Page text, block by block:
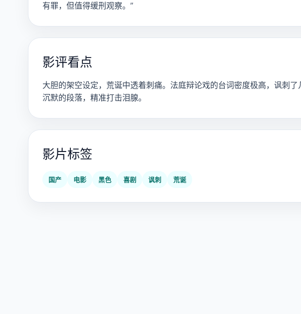
有罪，但值得缓刑观察。”
影评看点
大胆的架空设定，荒诞中透着刺痛。法庭辩论戏的台词密度极高，讽刺
沉默的段落，精准打击泪腺。
影片标签
国产 电影 黑色 喜剧 讽刺 荒诞